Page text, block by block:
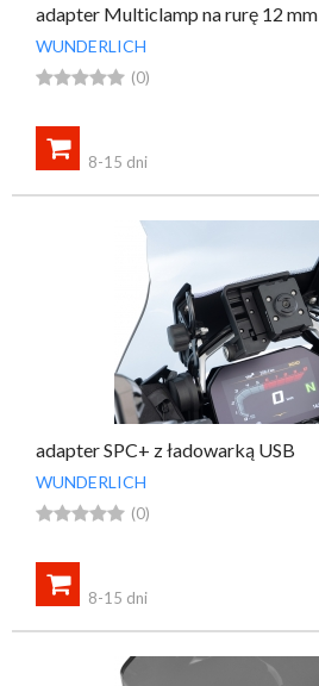
adapter Multiclamp na rurę 12 mm
WUNDERLICH
 (0)

8-15 dni
adapter SPC+ z ładowarką USB
WUNDERLICH
 (0)

8-15 dni